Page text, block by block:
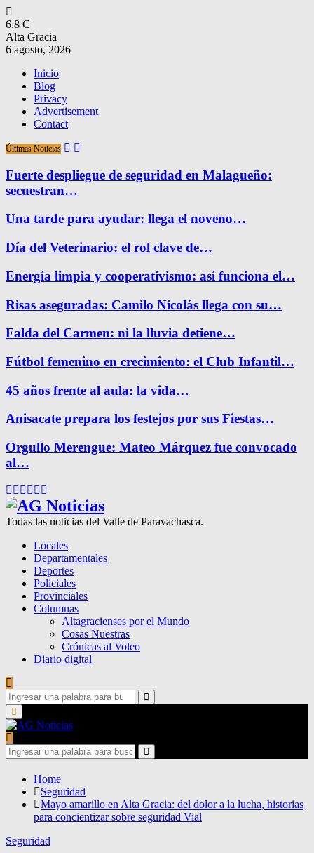
6.8 C
Alta Gracia
6 agosto, 2026
Inicio
Blog
Privacy
Advertisement
Contact
Últimas Noticias
Fuerte despliegue de seguridad en Malagueño:
secuestran…
Una tarde para ayudar: llega el noveno…
Día del Veterinario: el rol clave de…
Energía limpia y cooperativismo: así funciona el…
Risas aseguradas: Camilo Nicolás llega con su…
Falda del Carmen: ni la lluvia detiene…
Fútbol femenino en crecimiento: el Club Infantil…
45 años frente al aula: la vida…
Anisacate prepara los festejos por sus Fiestas…
Orgullo Merengue: Mateo Márquez fue convocado
al…
Facebook
Twitter
Instagram
Pinterest
Google
Todas las noticias del Valle de Paravachasca.
Locales
Departamentales
Deportes
Policiales
Provinciales
Columnas
Altagracienses por el Mundo
Cosas Nuestras
Crónicas al Voleo
Diario digital
Search
for:
Search
Primary
Menu
Search
for:
Search
Home
Seguridad
Mayo amarillo en Alta Gracia: del dolor a la lucha, historias
para concientizar sobre seguridad Vial
Seguridad